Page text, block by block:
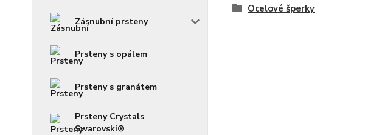
Zásnubní prsteny
Prsteny s opálem
Prsteny s granátem
Prsteny Crystals
Swarovski®
Ocelové šperky